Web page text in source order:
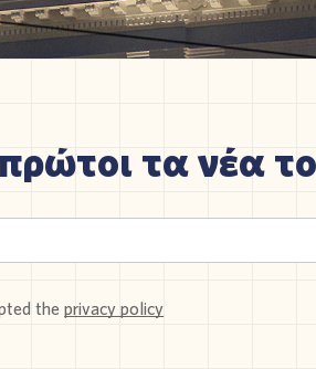
τα νέα
theprivacy policy